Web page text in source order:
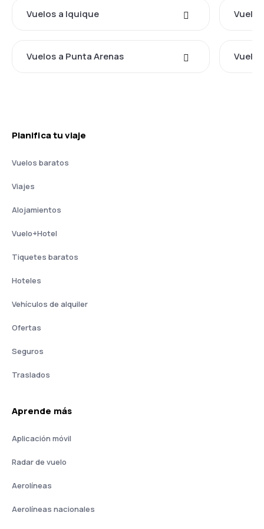
Vuelos a Iquique
Vuelos a Punta Arenas
Planifica tu viaje
Vuelos baratos
Viajes
Alojamientos
Vuelo+Hotel
Tiquetes baratos
Hoteles
Vehículos de alquiler
Ofertas
Seguros
Traslados
Aprende más
Aplicación móvil
Radar de vuelo
Aerolíneas
Aerolíneas nacionales